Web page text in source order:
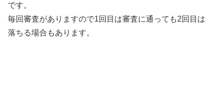
です。
毎回審査がありますので1回目は審査に通っても2回目は
落ちる場合もあります。